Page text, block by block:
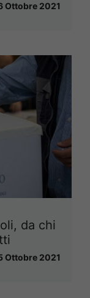
Ottobre 2021
da chi
Ottobre 2021